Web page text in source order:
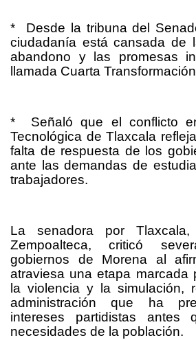
*
Desde la tribuna del
ciudadanía está cansada de
abandono y las promesas
llamada Cuarta
*
Señaló que el conflicto
Tecnológica de Tlaxcala
falta de respuesta de los
ante las demandas de
trabajadores.
La senadora por Tlaxcala,
Zempoalteca, criticó
gobiernos de Morena al
atraviesa una etapa marcada
la violencia y la simulación,
administración que ha
intereses partidistas antes
necesidades de la población.